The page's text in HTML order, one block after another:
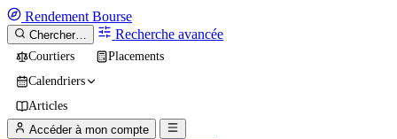
Rendement Bourse
Chercher… Recherche avancée
Courtiers
Placements
Calendriers
Articles
Accéder à mon compte